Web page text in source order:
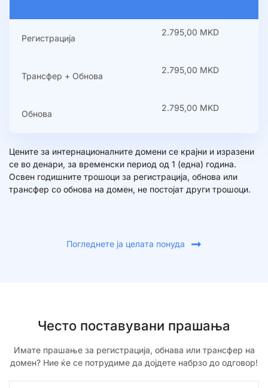
Регистрација
2.795,00 MKD
Трансфер + Обнова
2.795,00 MKD
Обнова
2.795,00 MKD
Цените за интернационалните домени се крајни и изразени
се во денари, за временски период од 1 (една) година.
Освен годишните трошоци за регистрација, обнова или
трансфер со обнова на домен, не постојат други трошоци.
Погледнете ја целата понуда
Често поставувани прашања
Имате прашање за регистрација, обнава или трансфер на
домен? Ние ќе се потрудиме да дојдете набрзо до одговор!